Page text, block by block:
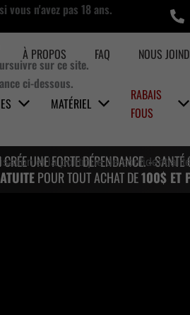
À PROPOS FAQ NOUS
MATÉRIEL
RABAIS
FOUS
UNE FORTE DÉPENDANCE. - SANTÉ
POUR TOUT ACHAT DE100$ ET
vous n'avez pas 18 ans.
sur ce site.
ci-dessous.
et la politique de